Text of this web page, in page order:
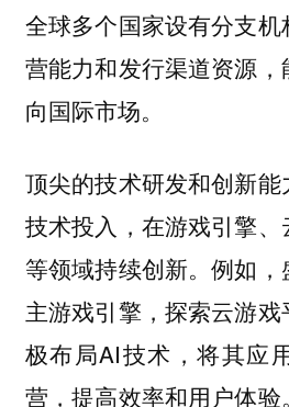
全球多个国家设有分支
营能力和发行渠道资源
向国际市场。
顶尖的技术研发和创新能
技术投入，在游戏引擎
等领域持续创新。例如
主游戏引擎，探索云游
极布局AI技术，将其应
营，提高效率和用户体